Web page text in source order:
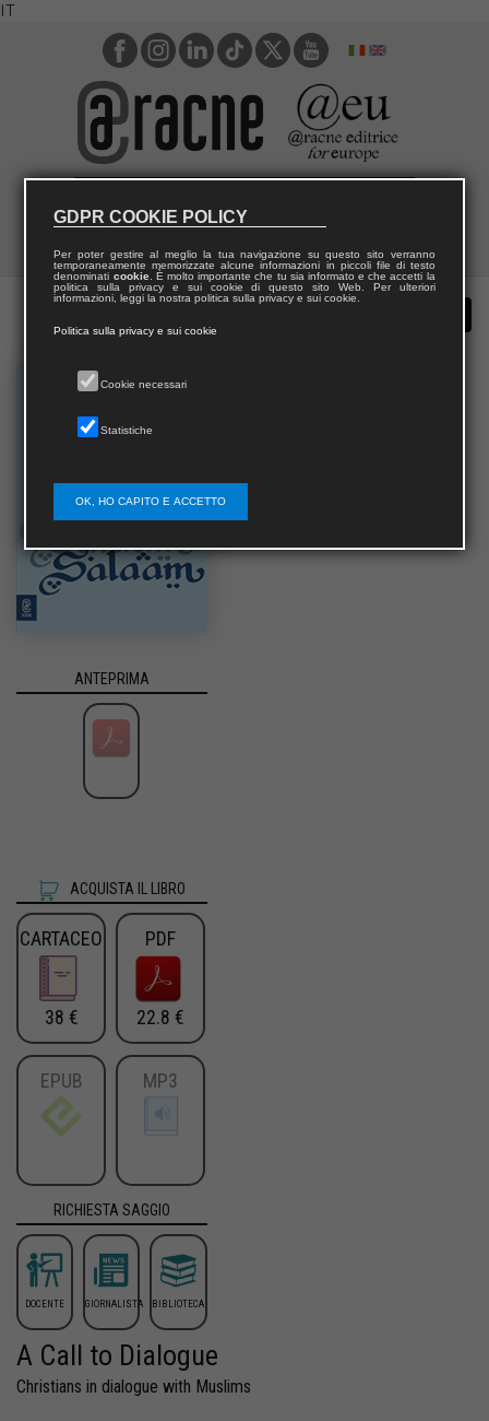
IT
ANTEPRIMA
ACQUISTA IL LIBRO
CARTACEO
38 €
PDF
22.8 €
EPUB MP3
RICHIESTA SAGGIO
DOCENTE GIORNALISTA BIBLIOTECA
A Call to Dialogue
Christians in dialogue with Muslims
GDPR COOKIE POLICY
Per poter gestire al meglio la tua navigazione su questo sito verranno
temporaneamente memorizzate alcune informazioni in piccoli file di testo
denominati cookie. È molto importante che tu sia informato e che accetti la
politica sulla privacy e sui cookie di questo sito Web. Per ulteriori
informazioni, leggi la nostra politica sulla privacy e sui cookie.
Politica sulla privacy e sui cookie
Cookie necessari
Statistiche
OK, HO CAPITO E ACCETTO